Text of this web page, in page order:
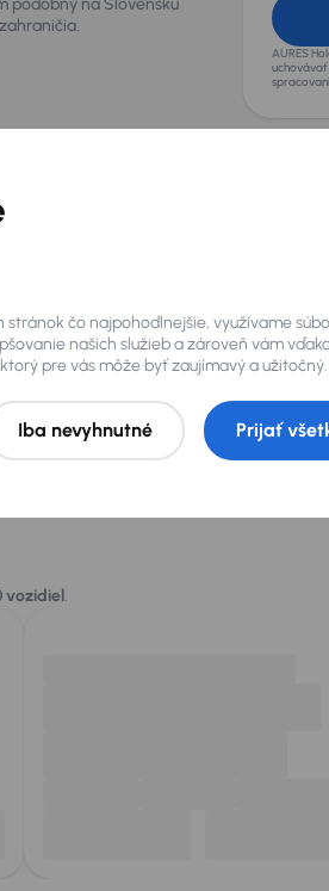
podobný na Slovensku
AURES
uchovávať
vozidiel.
čo najpohodlnejšie, využívame
našich služieb a zároveň vám
pre vás môže byť zaujímavý a užitočný.
Iba nevyhnutné Prijať